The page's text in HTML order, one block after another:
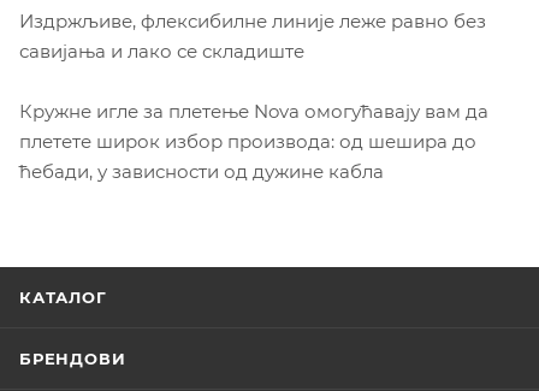
Издржљиве, флексибилне линије леже равно без
савијања и лако се складиште
Кружне игле за плетење Nova омогућавају вам да
плетете широк избор производа: од шешира до
ћебади, у зависности од дужине кабла
КАТАЛОГ
БРЕНДОВИ